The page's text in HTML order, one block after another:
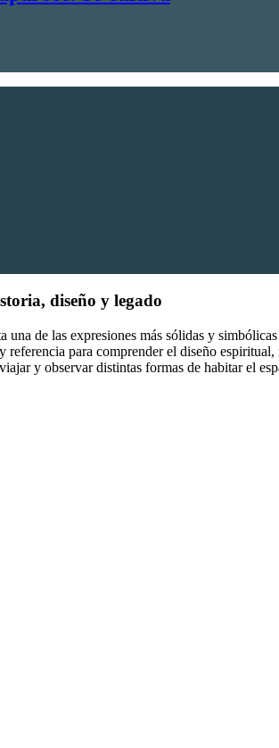
diseño y legado
una de las expresiones más sólidas y
referencia para comprender el diseño
y observar distintas formas de habitar el